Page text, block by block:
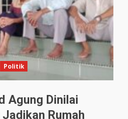
Politik
Agung Dinilai
Rumah